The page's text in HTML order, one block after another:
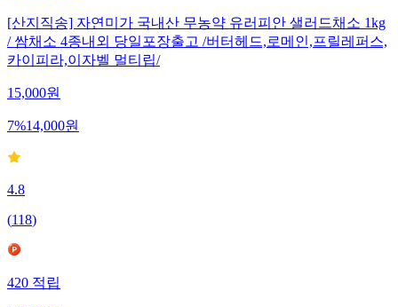
[산지직송] 자연미가 국내산 무농약 유러피안 샐러드채소 1kg
/ 쌈채소 4종내외 당일포장출고 /버터헤드,로메인,프릴레퍼스,
카이피라,이자벨 멀티립/
15,000원
7%14,000원
4.8
(118)
420 적립